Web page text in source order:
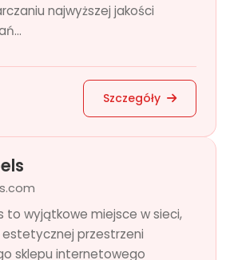
najwyższej jakości
Szczegóły
to wyjątkowe miejsce w sieci,
estetycznej przestrzeni
sklepu internetowego